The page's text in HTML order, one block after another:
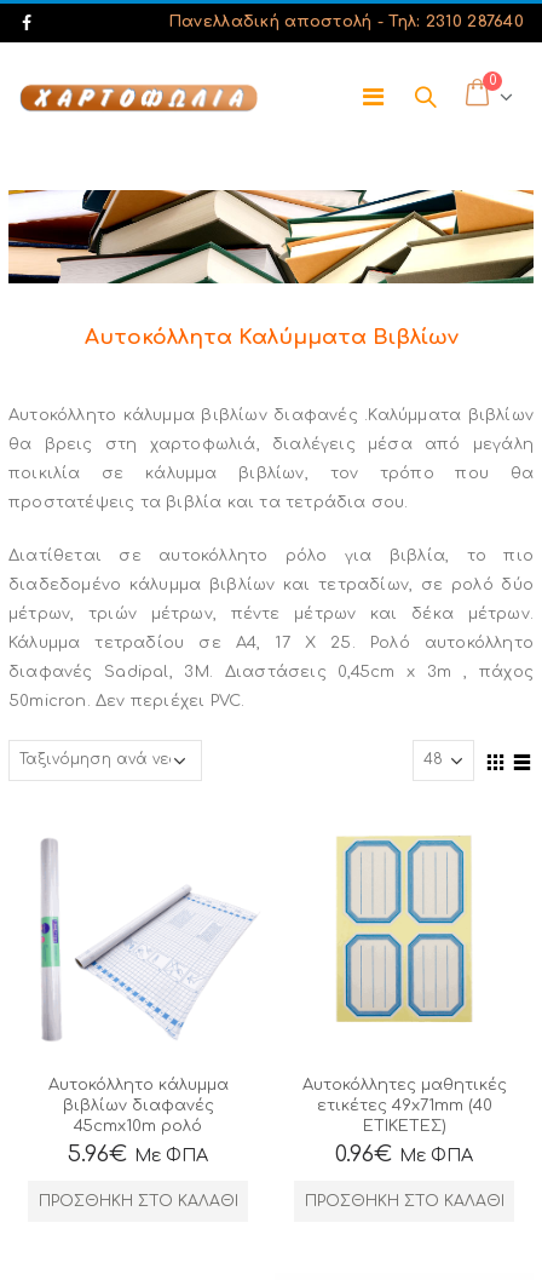
Πανελλαδική αποστολή - Τηλ: 2310 287640
0
Αυτοκόλλητα Καλύμματα Βιβλίων
Αυτοκόλλητο κάλυμμα βιβλίων διαφανές .Καλύμματα βιβλίων
θα βρεις στη χαρτοφωλιά, διαλέγεις μέσα από μεγάλη
ποικιλία σε κάλυμμα βιβλίων, τον τρόπο που θα
προστατέψεις τα βιβλία και τα τετράδια σου.
Διατίθεται σε αυτοκόλλητο ρόλο για βιβλία, το πιο
διαδεδομένο κάλυμμα βιβλίων και τετραδίων, σε ρολό δύο
μέτρων, τριών μέτρων, πέντε μέτρων και δέκα μέτρων.
Κάλυμμα τετραδίου σε Α4, 17 Χ 25. Ρολό αυτοκόλλητο
διαφανές Sadipal, 3Μ. Διαστάσεις 0,45cm x 3m , πάχος
50micron. Δεν περιέχει PVC.
Αυτοκόλλητο κάλυμμα
βιβλίων διαφανές
45cmx10m ρολό
5.96€ Με ΦΠΑ
ΠΡΟΣΘΉΚΗ ΣΤΟ ΚΑΛΆΘΙ
Αυτοκόλλητες μαθητικές
ετικέτες 49x71mm (40
ΕΤΙΚΕΤΕΣ)
0.96€ Με ΦΠΑ
ΠΡΟΣΘΉΚΗ ΣΤΟ ΚΑΛΆΘΙ